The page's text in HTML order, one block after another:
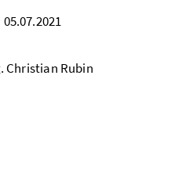
05.07.2021
Christian Rubin